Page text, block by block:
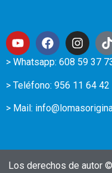
> Whatsapp: 608 59 37
> Teléfono: 956 11 64 42
> Mail:
Los derechos de autor